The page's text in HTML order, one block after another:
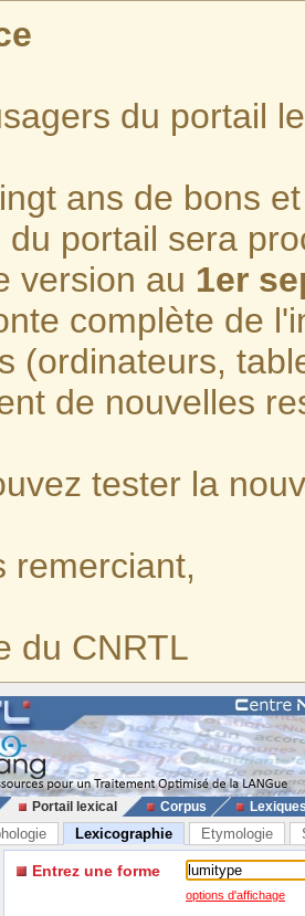
du portail
ans de bons
du portail sera
version au 1er
complète de
(ordinateurs,
de nouvelles
tester la
remerciant,
du CNRTL
Portail lexical Corpus
Lexicographie Etymologie
Entrez une forme
options d'affichage